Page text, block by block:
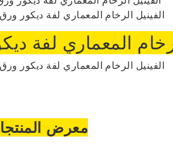
المعماري لفة
معرض